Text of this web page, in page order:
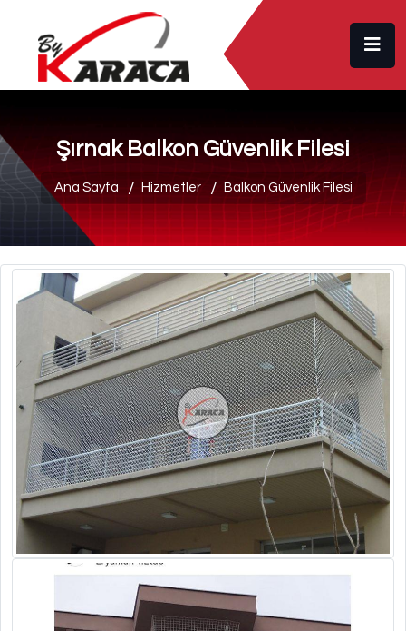
Şırnak Balkon Güvenlik Filesi
Ana Sayfa Hizmetler Balkon Güvenlik Filesi